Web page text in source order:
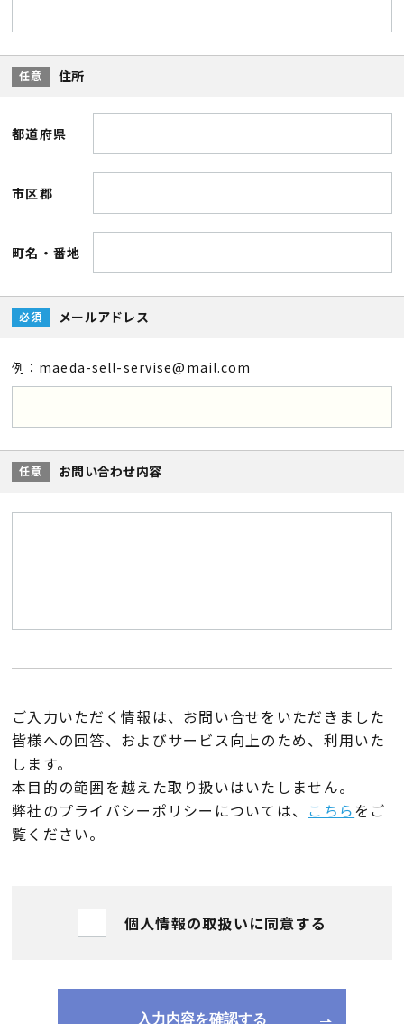
任意 住所
都道府県
市区郡
町名・番地
必須 メールアドレス
例：maeda-sell-servise@mail.com
任意 お問い合わせ内容
ご入力いただく情報は、お問い合せをいただきました
皆様への回答、およびサービス向上のため、利用いた
します。
本目的の範囲を越えた取り扱いはいたしません。
弊社のプライバシーポリシーについては、 こちらをご
覧ください。
個人情報の取扱いに同意する
入力内容を確認する